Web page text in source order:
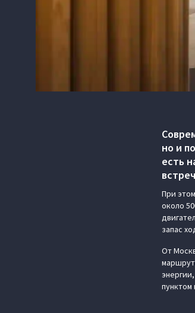
но и
есть
При
около
запас
От
пунктом